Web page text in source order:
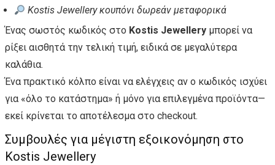
Kostis Jewellery κουπόνι δωρεάν μεταφορικά
Ένας σωστός κωδικός στο Kostis Jewellery μπορεί να
ρίξει αισθητά την τελική τιμή, ειδικά σε μεγαλύτερα
καλάθια.
Ένα πρακτικό κόλπο είναι να ελέγχεις αν ο κωδικός ισχύει
για «όλο το κατάστημα» ή μόνο για επιλεγμένα προϊόντα—
εκεί κρίνεται το αποτέλεσμα στο checkout.
Συμβουλές για μέγιστη εξοικονόμηση στο
Kostis Jewellery